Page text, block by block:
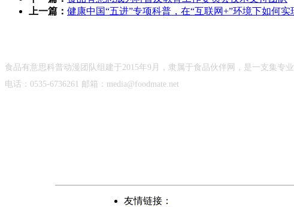
上一篇： 健康中国“五进”专项科普，在“互联网+”环境下如何实
食品有意思科普动漫团队组建于2015年9月，隶属于食品伙伴网，是一支集
电话：0535-6736261 邮箱：media@foodmate.net
友情链接：